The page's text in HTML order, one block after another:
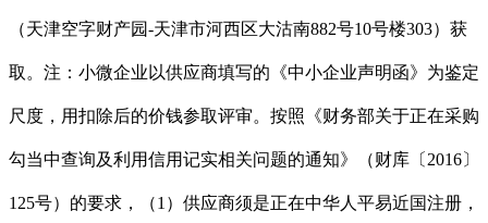
（天津空字财产园-天津市河西区大沽南882号10号楼303）获
取。注：小微企业以供应商填写的《中小企业声明函》为鉴定
尺度，用扣除后的价钱参取评审。按照《财务部关于正在采购
勾当中查询及利用信用记实相关问题的通知》（财库〔2016〕
125号）的要求，（1）供应商须是正在中华人平易近国注册，